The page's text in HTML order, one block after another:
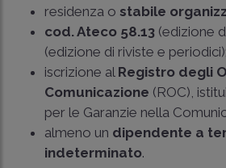
residenza o stabile
cod. Ateco 58.13 (edizione
(edizione di riviste e periodici);
iscrizione al Registro degli
Comunicazione (ROC),
per le Garanzie nella
almeno un dipendente a
indeterminato.